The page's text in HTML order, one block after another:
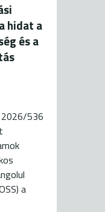
hidat a
és a
2026/536
a